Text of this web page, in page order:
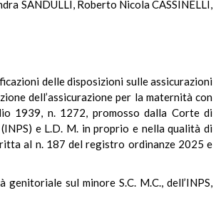
SANDULLI, Roberto Nicola CASSINELLI,
delle disposizioni sulle assicurazioni
dell’assicurazione per la maternità con
1939, n. 1272, promosso dalla Corte di
e L.D. M. in proprio e nella qualità di
al n. 187 del registro ordinanze 2025 e
sul minore S.C. M.C., dell’INPS,